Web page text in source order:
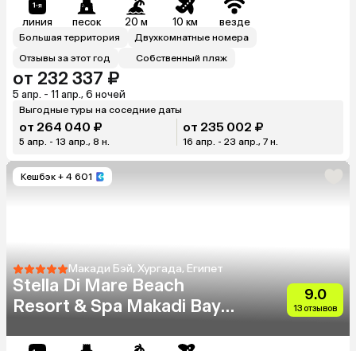
линия песок 20 м 10 км везде
Большая территория
Двухкомнатные номера
Отзывы за этот год
Собственный пляж
от 232 337 ₽
5 апр. - 11 апр., 6 ночей
Выгодные туры на соседние даты
от 264 040 ₽
5 апр. - 13 апр., 8 н.
от 235 002 ₽
16 апр. - 23 апр., 7 н.
Кешбэк + 4 601
Макади Бэй, Хургада, Египет
Stella Di Mare Beach
Resort & Spa Makadi Bay
9.0
13 отзывов